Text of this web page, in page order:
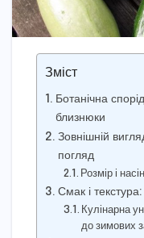
Зміст
Ботанічна
близнюки
Зовнішній
погляд
Розмір і
Смак і текстура:
Кулінарна
до зимових